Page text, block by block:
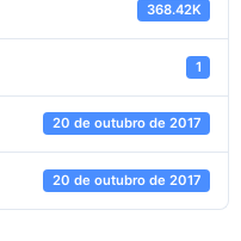
368.42K
1
20 de outubro de 2017
20 de outubro de 2017